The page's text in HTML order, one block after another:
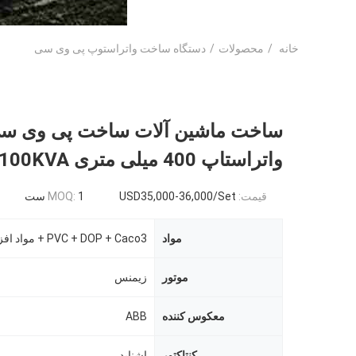
خانه / محصولات / دستگاه ساخت واتراستوپ پی وی سی
ساخت ماشین آلات ساخت پی وی
واتراستاپ 400 میلی متری 100KVA
قیمت: USD35,000-36,000/Set
MOQ: 1 ست
مواد PVC + DOP + Caco3 + مواد افزودنی
موتور زیمنس
معکوس کننده ABB